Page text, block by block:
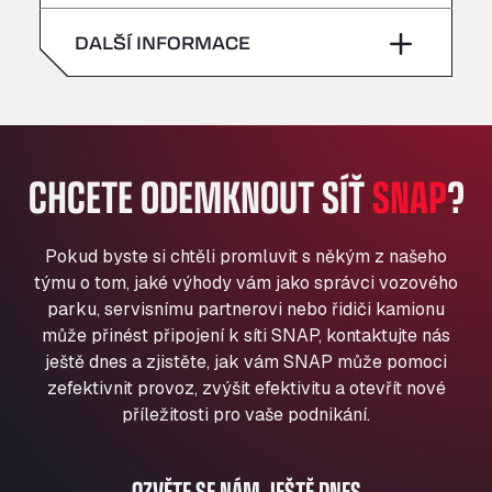
Klaverbladstaat 21, 3560
American Truck Wash
Andamur La Junquera
Andamur Pamplona
A-15 Salida Imarcoain, 31119
Andamur San Roman II
Aut A1 Exit 385, 01207
Anglia Motel
Washway Road, PE12 8LT
Anpol Sp. z o.o.
Aqua Ariva GmbH
neděle –
neděle –
DALŠÍ INFORMACE
CHCETE ODEMKNOUT SÍŤSNAP?
Pokud byste si chtěli promluvit s někým z našeho
týmu o tom, jaké výhody vám jako správci vozového
parku, servisnímu partnerovi nebo řidiči kamionu
může přinést připojení k síti SNAP, kontaktujte nás
ještě dnes a zjistěte, jak vám SNAP může pomoci
zefektivnit provoz, zvýšit efektivitu a otevřít nové
příležitosti pro vaše podnikání.